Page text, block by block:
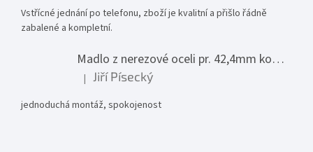
Vstřícné jednání po telefonu, zboží je kvalitní a přišlo řádně
zabalené a kompletní.
Madlo z nerezové oceli pr. 42,4mm komplet - model 0116 - 3000mm
Hodnocení produktu je 5 z 5 hvězdiček.
| Jiří Písecký
jednoduchá montáž, spokojenost